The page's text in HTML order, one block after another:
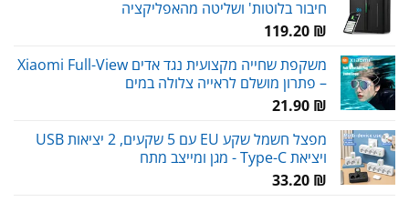
חיבור בלוטות' ושליטה מהאפליקציה
119.20 ₪
משקפת שחייה מקצועית נגד אדים Xiaomi Full-View
– פתרון מושלם לראייה צלולה במים
21.90 ₪
מפצל חשמל שקע EU עם 5 שקעים, 2 יציאות USB
ויציאת Type-C - מגן ומייצב מתח
33.20 ₪